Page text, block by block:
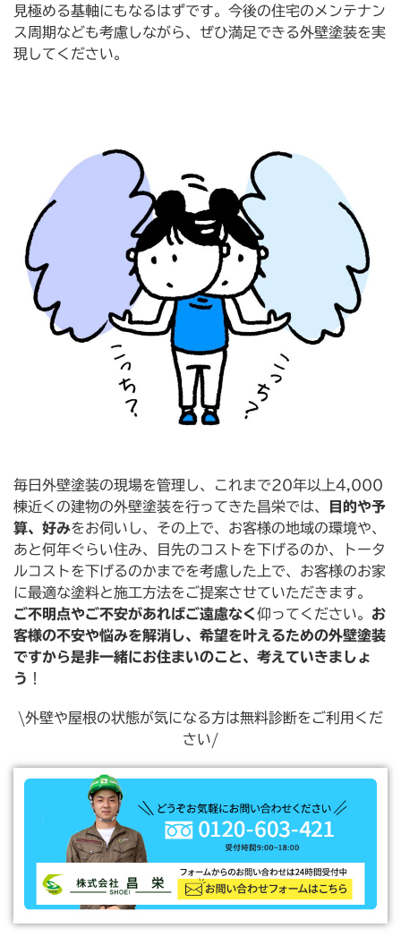
見極める基軸にもなるはずです。今後の住宅のメンテナン
ス周期なども考慮しながら、ぜひ満足できる外壁塗装を実
現してください。
毎日外壁塗装の現場を管理し、これまで20年以上4,000
棟近くの建物の外壁塗装を行ってきた昌栄では、
目的や予
算、好みをお伺いし、その上で、お客様の地域の環境や、
あと何年ぐらい住み、目先のコストを下げるのか、トータ
ルコストを下げるのかまでを考慮した上で、お客様のお家
に最適な塗料と施⼯方法をご提案させていただきます。
ご不明点やご不安があればご遠慮なく仰ってください。 お
客様の不安や悩みを解消し、希望を叶えるための外壁塗装
ですから是非一緒にお住まいのこと、考えていきましょ
う ！
\外壁や屋根の状態が気になる方は無料診断をご利用くだ
さい/